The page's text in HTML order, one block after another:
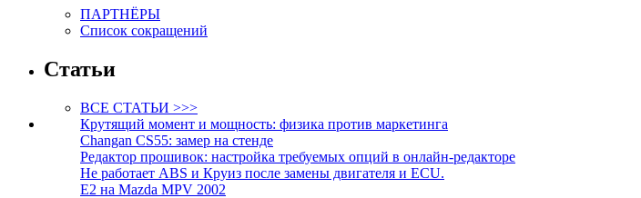
ПАРТНЁРЫ
Список сокращений
Статьи
ВСЕ СТАТЬИ >>>
Крутящий момент и мощность: физика против маркетинга
Changan CS55: замер на стенде
Редактор прошивок: настройка требуемых опций в онлайн-редакторе
Не работает ABS и Круиз после замены двигателя и ECU.
E2 на Mazda MPV 2002